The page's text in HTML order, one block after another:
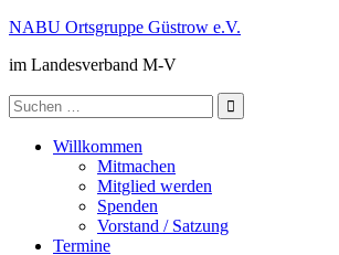
Zum
springen
NABU Ortsgruppe Güstrow e.V.
im Landesverband M-V
Suche
nach:
Willkommen
Mitmachen
Mitglied werden
Spenden
Vorstand / Satzung
Termine